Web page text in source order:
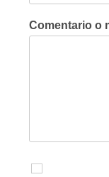
Comentario o